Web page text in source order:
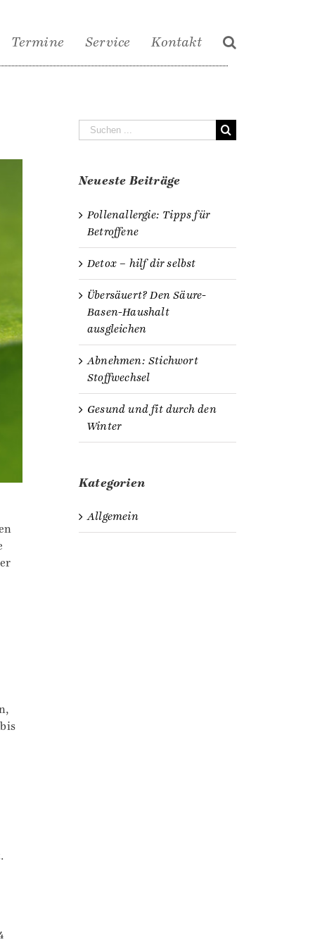
Termine Service Kontakt
Suche
nach:
Neueste Beiträge
Pollenallergie: Tipps für
Betroffene
Detox – hilf dir selbst
Übersäuert? Den Säure-
Basen-Haushalt
ausgleichen
Abnehmen: Stichwort
Stoffwechsel
Gesund und fit durch den
Winter
Kategorien
Allgemein